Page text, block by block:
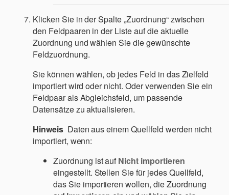
Klicken Sie in der Spalte „Zuordnung“ zwischen
den Feldpaaren in der Liste auf die aktuelle
Zuordnung und wählen Sie die gewünschte
Feldzuordnung.
Sie können wählen, ob jedes Feld in das Zielfeld
importiert wird oder nicht. Oder verwenden Sie ein
Feldpaar als Abgleichsfeld, um passende
Datensätze zu aktualisieren.
Hinweis Daten aus einem Quellfeld werden nicht
importiert, wenn:
Zuordnung ist aufNicht importieren
eingestellt. Stellen Sie für jedes Quellfeld,
das Sie importieren wollen, die Zuordnung